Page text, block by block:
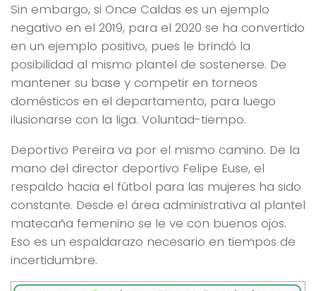
Sin embargo, si Once Caldas es un ejemplo
negativo en el 2019, para el 2020 se ha convertido
en un ejemplo positivo, pues le brindó la
posibilidad al mismo plantel de sostenerse. De
mantener su base y competir en torneos
domésticos en el departamento, para luego
ilusionarse con la liga. Voluntad-tiempo.
Deportivo Pereira va por el mismo camino. De la
mano del director deportivo Felipe Euse, el
respaldo hacia el fútbol para las mujeres ha sido
constante. Desde el área administrativa al plantel
matecaña femenino se le ve con buenos ojos.
Eso es un espaldarazo necesario en tiempos de
incertidumbre.